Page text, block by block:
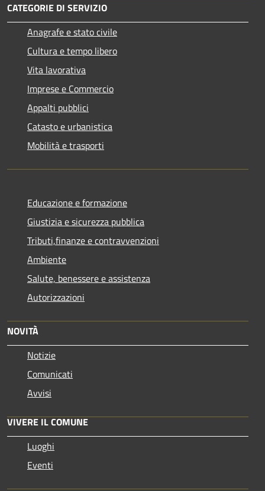
CATEGORIE DI SERVIZIO
Anagrafe e stato civile
Cultura e tempo libero
Vita lavorativa
Imprese e Commercio
Appalti pubblici
Catasto e urbanistica
Mobilità e trasporti
Educazione e formazione
Giustizia e sicurezza pubblica
Tributi,finanze e contravvenzioni
Ambiente
Salute, benessere e assistenza
Autorizzazioni
NOVITÀ
Notizie
Comunicati
Avvisi
VIVERE IL COMUNE
Luoghi
Eventi